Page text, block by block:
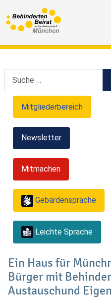
Suchen
Mitgliederbereich
Newsletter
Mitmachen
Gebärdensprache
Leichte Sprache
Ein Haus für
Bürger mit
Austauschund